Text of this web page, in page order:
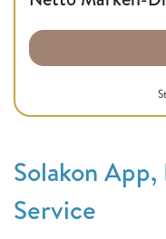
Solakon
Service